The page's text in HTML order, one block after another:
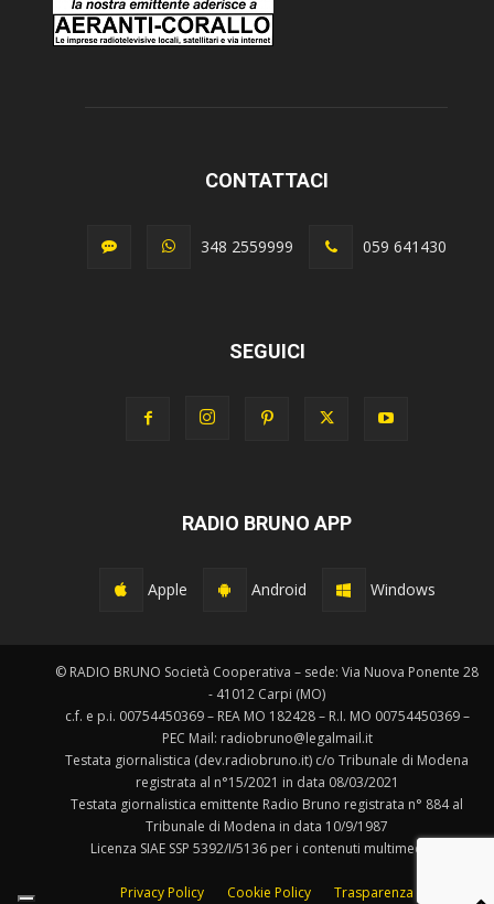
CONTATTACI
348 2559999 059 641430
SEGUICI
RADIO BRUNO APP
Apple Android Windows
© RADIO BRUNO Società Cooperativa – sede: Via Nuova Ponente 28
- 41012 Carpi (MO)
c.f. e p.i. 00754450369 – REA MO 182428 – R.I. MO 00754450369 –
PEC Mail: radiobruno@legalmail.it
Testata giornalistica (dev.radiobruno.it) c/o Tribunale di Modena
registrata al n°15/2021 in data 08/03/2021
Testata giornalistica emittente Radio Bruno registrata n° 884 al
Tribunale di Modena in data 10/9/1987
Licenza SIAE SSP 5392/I/5136 per i contenuti multimediali.
Privacy Policy Cookie Policy Trasparenza